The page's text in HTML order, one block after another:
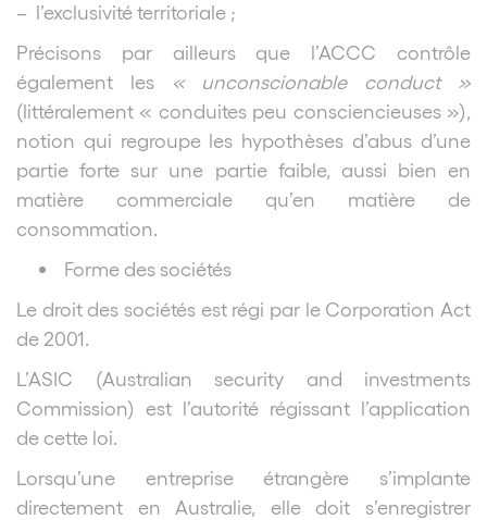
– l’exclusivité territoriale ;
Précisons par ailleurs que l’ACCC contrôle
également les
« unconscionable conduct »
(littéralement « conduites peu consciencieuses »),
notion qui regroupe les hypothèses d’abus d’une
partie forte sur une partie faible, aussi bien en
matière commerciale qu’en matière de
consommation.
Forme des sociétés
Le droit des sociétés est régi par le Corporation Act
de 2001.
L’ASIC (Australian security and investments
Commission) est l’autorité régissant l’application
de cette loi.
Lorsqu’une entreprise étrangère s’implante
directement en Australie, elle doit s’enregistrer